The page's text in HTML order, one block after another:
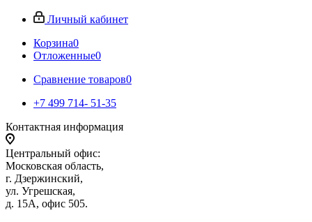
Личный кабинет
Корзина0
Отложенные0
Сравнение товаров0
+7 499 714- 51-35
Контактная информация
Центральный офис:
Московская область,
г. Дзержинский,
ул. Угрешская,
д. 15А, офис 505.